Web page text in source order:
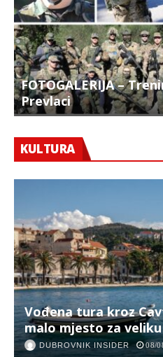
FOTOGALERIJA –
Prevlaci
KULTURA
Vođena tura kroz
malo mjesto za
DUBROVNIK INSIDER 08/